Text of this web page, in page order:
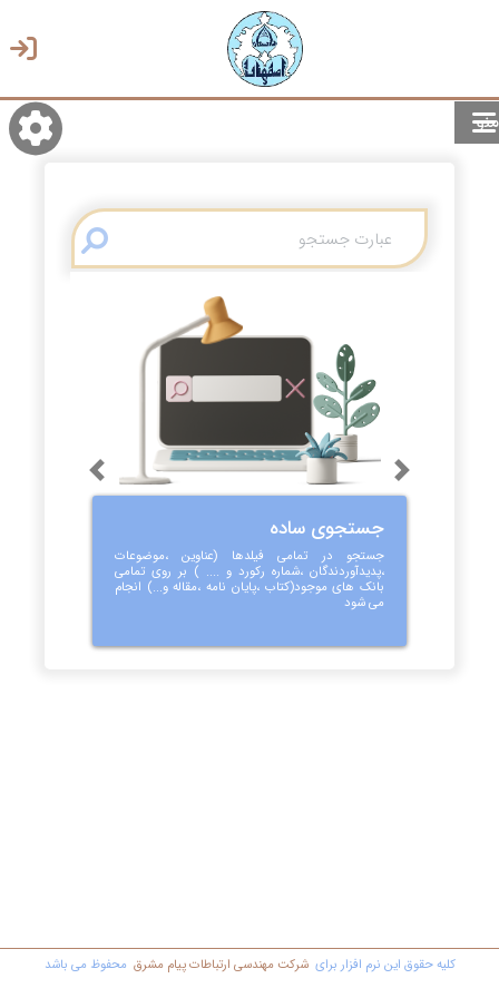
منو
انتخاب زبان
جستجوی ساده
جستجو در تمامی فیلدها (عناوین ،موضوعات
،پدیدآوردندگان ،شماره رکورد و .... ) بر روی تمامی
بانک های موجود(کتاب ،پایان نامه ،مقاله و...) انجام
می شود
Previous Next
کليه حقوق اين نرم افزار برای شرکت مهندسي ارتباطات پیام مشرق محفوظ مي باشد